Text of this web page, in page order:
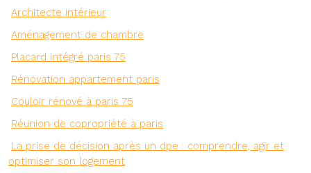
Architecte intérieur
Aménagement de chambre
Placard intégré paris 75
Rénovation appartement paris
Couloir rénové à paris 75
Réunion de copropriété à paris
La prise de décision après un dpe : comprendre, agir et
optimiser son logement